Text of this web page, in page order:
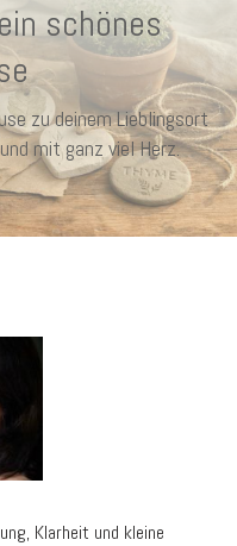
schönes
zu deinem Lieblingsort
mit ganz viel Herz.
Klarheit und kleine